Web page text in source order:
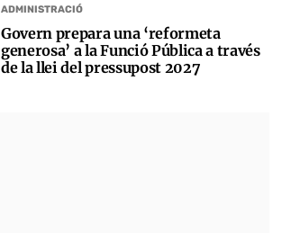
ADMINISTRACIÓ
Govern prepara una ‘reformeta
generosa’ a la Funció Pública a través
de la llei del pressupost 2027